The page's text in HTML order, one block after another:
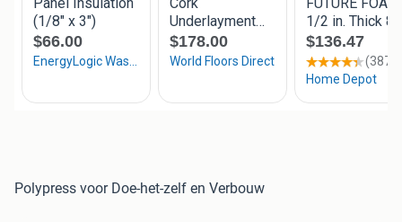
Polypress voor Doe-het-zelf en Verbouw